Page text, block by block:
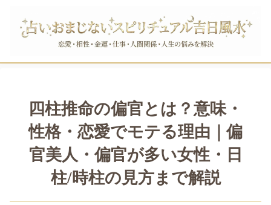
四柱推命の偏官とは？意味・
性格・恋愛でモテる理由｜偏
官美人・偏官が多い女性・日
柱/時柱の見方まで解説